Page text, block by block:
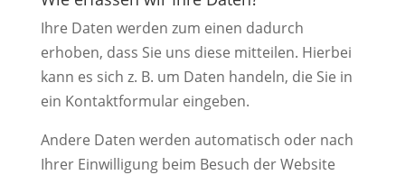
Ihre Daten werden zum einen dadurch
erhoben, dass Sie uns diese mitteilen. Hierbei
kann es sich z. B. um Daten handeln, die Sie in
ein Kontaktformular eingeben.
Andere Daten werden automatisch oder nach
Ihrer Einwilligung beim Besuch der Website